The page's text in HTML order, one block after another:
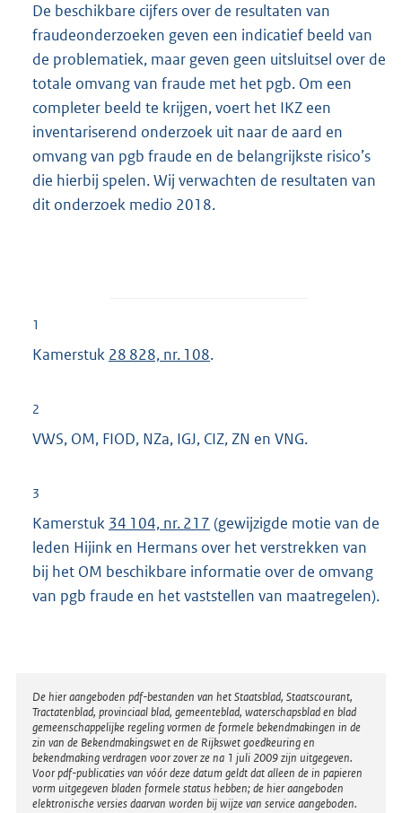
De beschikbare cijfers over de resultaten van
fraudeonderzoeken geven een indicatief beeld van
de problematiek, maar geven geen uitsluitsel over de
totale omvang van fraude met het pgb. Om een
completer beeld te krijgen, voert het IKZ een
inventariserend onderzoek uit naar de aard en
omvang van pgb fraude en de belangrijkste risico’s
die hierbij spelen. Wij verwachten de resultaten van
dit onderzoek medio 2018.
1
Kamerstuk 28 828, nr. 108.
2
VWS, OM, FIOD, NZa, IGJ, CIZ, ZN en VNG.
3
Kamerstuk 34 104, nr. 217 (gewijzigde motie van de
leden Hijink en Hermans over het verstrekken van
bij het OM beschikbare informatie over de omvang
van pgb fraude en het vaststellen van maatregelen).
Disclaimer
De hier aangeboden pdf-bestanden van het Staatsblad, Staatscourant,
Tractatenblad, provinciaal blad, gemeenteblad, waterschapsblad en blad
gemeenschappelijke regeling vormen de formele bekendmakingen in de
zin van de Bekendmakingswet en de Rijkswet goedkeuring en
bekendmaking verdragen voor zover ze na 1 juli 2009 zijn uitgegeven.
Voor pdf-publicaties van vóór deze datum geldt dat alleen de in papieren
vorm uitgegeven bladen formele status hebben; de hier aangeboden
elektronische versies daarvan worden bij wijze van service aangeboden.